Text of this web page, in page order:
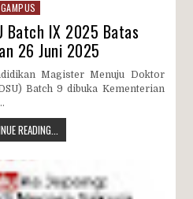
Batch IX 2025 Batas
26 Juni 2025
Magister Menuju Doktor
Batch 9 dibuka Kementerian
READING...